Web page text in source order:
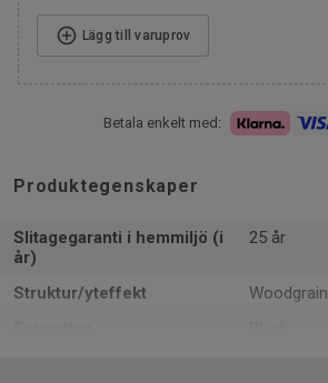
Lägg till varuprov
Betala enkelt med:
Produktegenskaper
Slitagegaranti i hemmiljö (i
år)
25 år
Struktur/yteffekt
Woodgrain